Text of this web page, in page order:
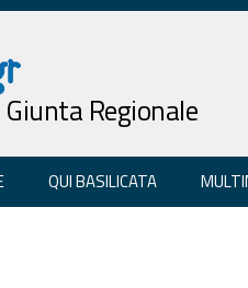
Regionale
QUI BASILICATA